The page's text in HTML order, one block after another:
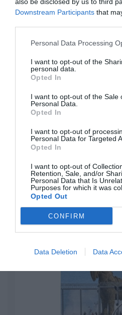
Downstream Participants that
Personal Data Processing
I want to opt-out of the
personal data.
Opted In
I want to opt-out of the Sale
Personal Data.
Opted In
I want to opt-out of
Personal Data for Targeted
Opted In
I want to opt-out of
Retention, Sale, and/or
Personal Data that Is
Purposes for which it was
Opted Out
CONFIRM
Data Deletion Data
El IBEX 35 cerró la
los 20.057 puntos, un
Ceuta.
convertir al
Eulogio López
No perdamos
emigración